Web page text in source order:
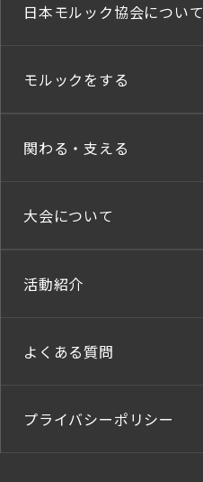
日本モルック協会について
モルックをする
関わる・支える
大会について
活動紹介
よくある質問
プライバシーポリシー